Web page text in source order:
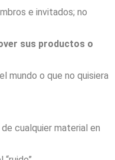
e invitados; no
sus productos o
mundo o que no quisiera
cualquier material en